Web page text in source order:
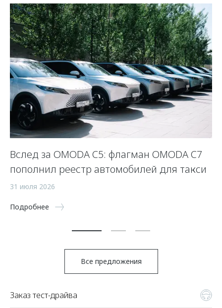
Вслед за OMODA C5: флагман OMODA C7
пополнил реестр автомобилей для такси
31 июля 2026
Подробнее
Все предложения
Заказ тест-драйва